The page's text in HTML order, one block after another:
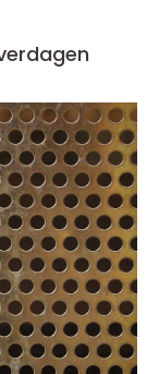
i hverdagen